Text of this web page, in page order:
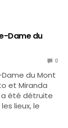
Dame du
0
du Mont
et Miranda
a été détruite
lieux, le